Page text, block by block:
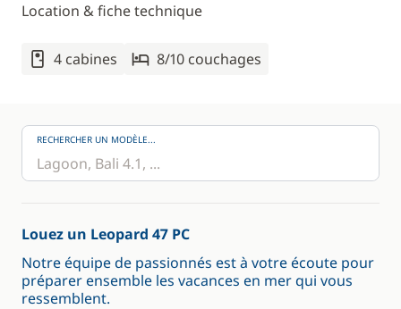
Location & fiche technique
4 cabines 8/10 couchages
RECHERCHER UN MODÈLE...
Louez un Leopard 47 PC
Notre équipe de passionnés est à votre écoute pour
préparer ensemble les vacances en mer qui vous
ressemblent.